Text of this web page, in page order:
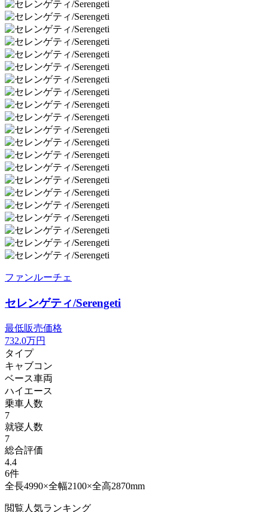
ファンルーチェ
セレンゲティ/Serengeti
最低販売価格
732.0万円
タイプ
キャブコン
ベース車両
ハイエース
乗車人数
7
就寝人数
7
総合評価
4.4
6件
全長4990×全幅2100×全高2870mm
閲覧人気ランキング